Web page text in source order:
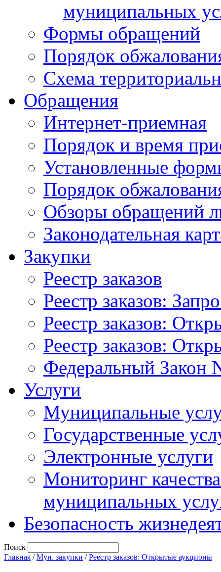
муниципальных
Формы обращений
Порядок
Схема
Обращения
Интернет-приемная
Порядок и время
Установленные
Порядок
Обзоры обращений
Законодательная
Закупки
Реестр заказов
Реестр заказов:
Реестр заказов:
Реестр заказов:
Федеральный Закон
Услуги
Муниципальные
Государственные
Электронные услуги
Мониторинг
муниципальных
Безопасность
Поиск
Главная /Мун. закупки /Реестр заказов: Открытые аукционы